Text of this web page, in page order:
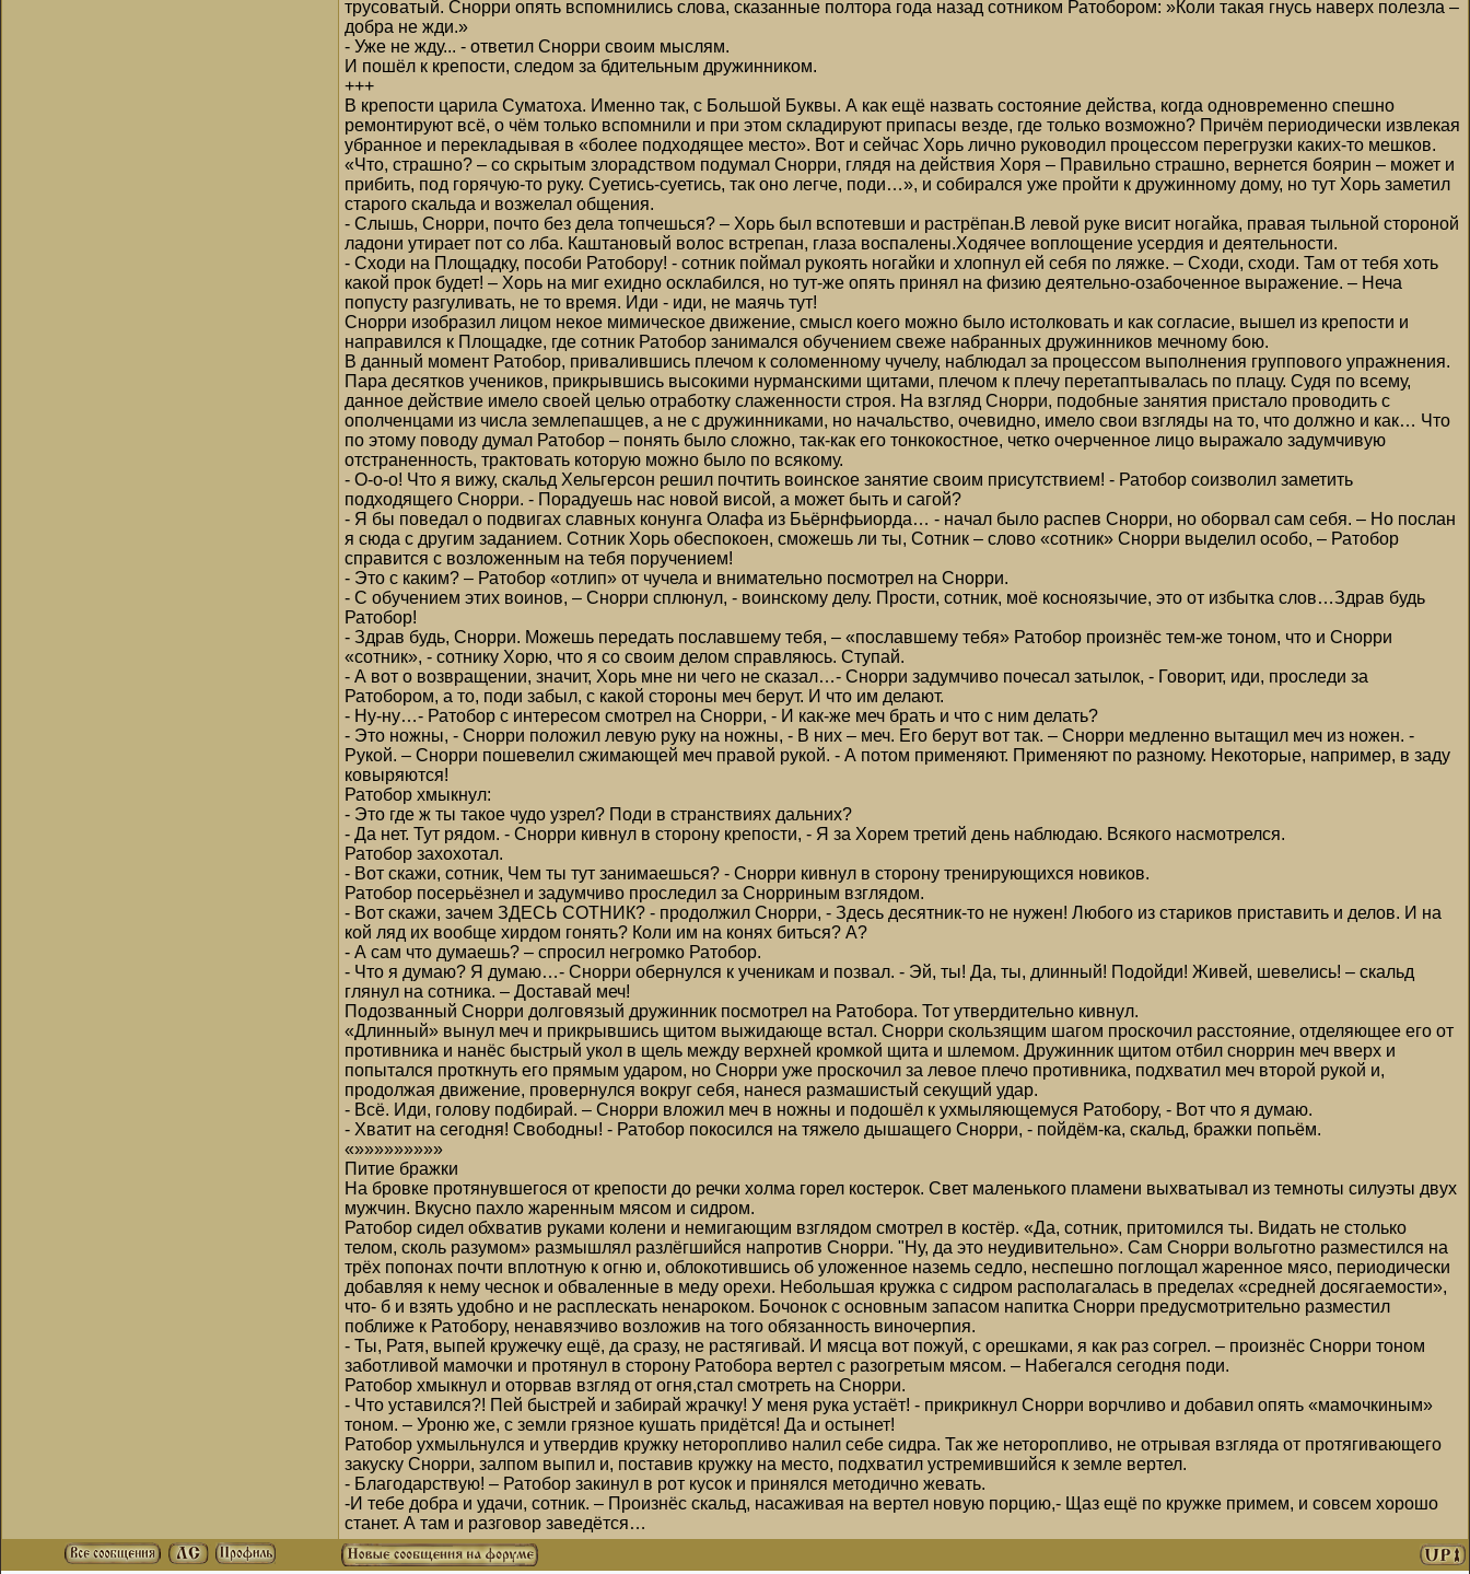
трусоватый. Снорри опять вспомнились слова, сказанные полтора года назад сотником Ратобором: »Коли такая гнусь наверх полезла –
добра не жди.»
- Уже не жду... - ответил Снорри своим мыслям.
И пошёл к крепости, следом за бдительным дружинником.
+++
В крепости царила Суматоха. Именно так, с Большой Буквы. А как ещё назвать состояние действа, когда одновременно спешно
ремонтируют всё, о чём только вспомнили и при этом складируют припасы везде, где только возможно? Причём периодически извлекая
убранное и перекладывая в «более подходящее место». Вот и сейчас Хорь лично руководил процессом перегрузки каких-то мешков.
«Что, страшно? – со скрытым злорадством подумал Снорри, глядя на действия Хоря – Правильно страшно, вернется боярин – может и
прибить, под горячую-то руку. Суетись-суетись, так оно легче, поди…», и собирался уже пройти к дружинному дому, но тут Хорь заметил
старого скальда и возжелал общения.
- Слышь, Снорри, почто без дела топчешься? – Хорь был вспотевши и растрёпан.В левой руке висит ногайка, правая тыльной стороной
ладони утирает пот со лба. Каштановый волос встрепан, глаза воспалены.Ходячее воплощение усердия и деятельности.
- Сходи на Площадку, пособи Ратобору! - сотник поймал рукоять ногайки и хлопнул ей себя по ляжке. – Сходи, сходи. Там от тебя хоть
какой прок будет! – Хорь на миг ехидно осклабился, но тут-же опять принял на физию деятельно-озабоченное выражение. – Неча
попусту разгуливать, не то время. Иди - иди, не маячь тут!
Снорри изобразил лицом некое мимическое движение, смысл коего можно было истолковать и как согласие, вышел из крепости и
направился к Площадке, где сотник Ратобор занимался обучением свеже набранных дружинников мечному бою.
В данный момент Ратобор, привалившись плечом к соломенному чучелу, наблюдал за процессом выполнения группового упражнения.
Пара десятков учеников, прикрывшись высокими нурманскими щитами, плечом к плечу перетаптывалась по плацу. Судя по всему,
данное действие имело своей целью отработку слаженности строя. На взгляд Снорри, подобные занятия пристало проводить с
ополченцами из числа землепашцев, а не с дружинниками, но начальство, очевидно, имело свои взгляды на то, что должно и как… Что
по этому поводу думал Ратобор – понять было сложно, так-как его тонкокостное, четко очерченное лицо выражало задумчивую
отстраненность, трактовать которую можно было по всякому.
- О-о-о! Что я вижу, скальд Хельгерсон решил почтить воинское занятие своим присутствием! - Ратобор соизволил заметить
подходящего Снорри. - Порадуешь нас новой висой, а может быть и сагой?
- Я бы поведал о подвигах славных конунга Олафа из Бьёрнфьиорда… - начал было распев Снорри, но оборвал сам себя. – Но послан
я сюда с другим заданием. Сотник Хорь обеспокоен, сможешь ли ты, Сотник – слово «сотник» Снорри выделил особо, – Ратобор
справится с возложенным на тебя поручением!
- Это с каким? – Ратобор «отлип» от чучела и внимательно посмотрел на Снорри.
- С обучением этих воинов, – Снорри сплюнул, - воинскому делу. Прости, сотник, моё косноязычие, это от избытка слов…Здрав будь
Ратобор!
- Здрав будь, Снорри. Можешь передать пославшему тебя, – «пославшему тебя» Ратобор произнёс тем-же тоном, что и Снорри
«сотник», - сотнику Хорю, что я со своим делом справляюсь. Ступай.
- А вот о возвращении, значит, Хорь мне ни чего не сказал…- Снорри задумчиво почесал затылок, - Говорит, иди, проследи за
Ратобором, а то, поди забыл, с какой стороны меч берут. И что им делают.
- Ну-ну…- Ратобор с интересом смотрел на Снорри, - И как-же меч брать и что с ним делать?
- Это ножны, - Снорри положил левую руку на ножны, - В них – меч. Его берут вот так. – Снорри медленно вытащил меч из ножен. -
Рукой. – Снорри пошевелил сжимающей меч правой рукой. - А потом применяют. Применяют по разному. Некоторые, например, в заду
ковыряются!
Ратобор хмыкнул:
- Это где ж ты такое чудо узрел? Поди в странствиях дальних?
- Да нет. Тут рядом. - Снорри кивнул в сторону крепости, - Я за Хорем третий день наблюдаю. Всякого насмотрелся.
Ратобор захохотал.
- Вот скажи, сотник, Чем ты тут занимаешься? - Снорри кивнул в сторону тренирующихся новиков.
Ратобор посерьёзнел и задумчиво проследил за Снорриным взглядом.
- Вот скажи, зачем ЗДЕСЬ СОТНИК? - продолжил Снорри, - Здесь десятник-то не нужен! Любого из стариков приставить и делов. И на
кой ляд их вообще хирдом гонять? Коли им на конях биться? А?
- А сам что думаешь? – спросил негромко Ратобор.
- Что я думаю? Я думаю…- Снорри обернулся к ученикам и позвал. - Эй, ты! Да, ты, длинный! Подойди! Живей, шевелись! – скальд
глянул на сотника. – Доставай меч!
Подозванный Снорри долговязый дружинник посмотрел на Ратобора. Тот утвердительно кивнул.
«Длинный» вынул меч и прикрывшись щитом выжидающе встал. Снорри скользящим шагом проскочил расстояние, отделяющее его от
противника и нанёс быстрый укол в щель между верхней кромкой щита и шлемом. Дружинник щитом отбил сноррин меч вверх и
попытался проткнуть его прямым ударом, но Снорри уже проскочил за левое плечо противника, подхватил меч второй рукой и,
продолжая движение, провернулся вокруг себя, нанеся размашистый секущий удар.
- Всё. Иди, голову подбирай. – Снорри вложил меч в ножны и подошёл к ухмыляющемуся Ратобору, - Вот что я думаю.
- Хватит на сегодня! Свободны! - Ратобор покосился на тяжело дышащего Снорри, - пойдём-ка, скальд, бражки попьём.
«»»»»»»»»»
Питие бражки
На бровке протянувшегося от крепости до речки холма горел костерок. Свет маленького пламени выхватывал из темноты силуэты двух
мужчин. Вкусно пахло жаренным мясом и сидром.
Ратобор сидел обхватив руками колени и немигающим взглядом смотрел в костёр. «Да, сотник, притомился ты. Видать не столько
телом, сколь разумом» размышлял разлёгшийся напротив Снорри. "Ну, да это неудивительно». Сам Снорри вольготно разместился на
трёх попонах почти вплотную к огню и, облокотившись об уложенное наземь седло, неспешно поглощал жаренное мясо, периодически
добавляя к нему чеснок и обваленные в меду орехи. Небольшая кружка с сидром располагалась в пределах «средней досягаемости»,
что- б и взять удобно и не расплескать ненароком. Бочонок с основным запасом напитка Снорри предусмотрительно разместил
поближе к Ратобору, ненавязчиво возложив на того обязанность виночерпия.
- Ты, Ратя, выпей кружечку ещё, да сразу, не растягивай. И мясца вот пожуй, с орешками, я как раз согрел. – произнёс Снорри тоном
заботливой мамочки и протянул в сторону Ратобора вертел с разогретым мясом. – Набегался сегодня поди.
Ратобор хмыкнул и оторвав взгляд от огня,стал смотреть на Снорри.
- Что уставился?! Пей быстрей и забирай жрачку! У меня рука устаёт! - прикрикнул Снорри ворчливо и добавил опять «мамочкиным»
тоном. – Уроню же, с земли грязное кушать придётся! Да и остынет!
Ратобор ухмыльнулся и утвердив кружку неторопливо налил себе сидра. Так же неторопливо, не отрывая взгляда от протягивающего
закуску Снорри, залпом выпил и, поставив кружку на место, подхватил устремившийся к земле вертел.
- Благодарствую! – Ратобор закинул в рот кусок и принялся методично жевать.
-И тебе добра и удачи, сотник. – Произнёс скальд, насаживая на вертел новую порцию,- Щаз ещё по кружке примем, и совсем хорошо
станет. А там и разговор заведётся…